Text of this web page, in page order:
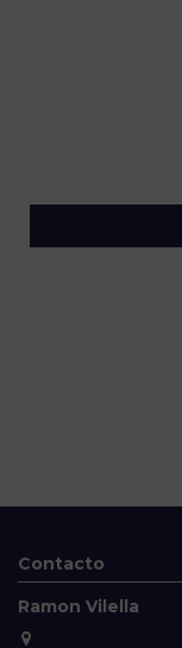
Contacto
Ramon Vilella